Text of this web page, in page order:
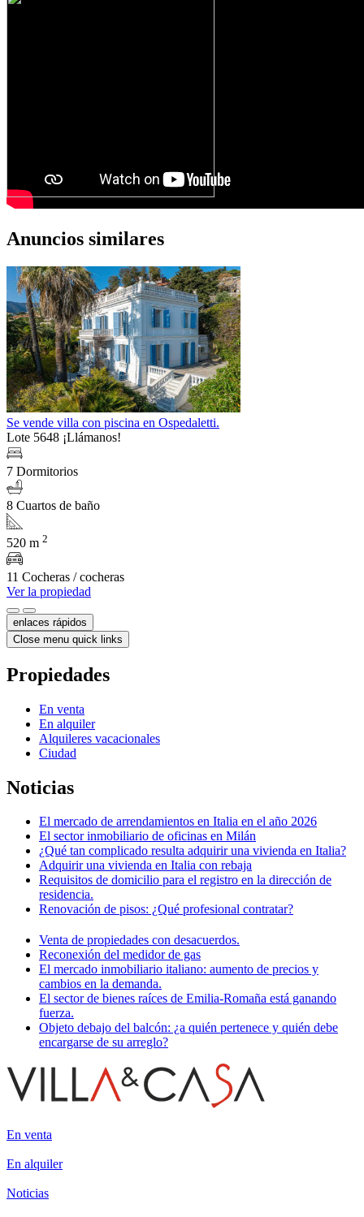
Anuncios similares
Se vende villa con piscina en Ospedaletti.
Lote 5648 ¡Llámanos!
7 Dormitorios
8 Cuartos de baño
520 m 2
11 Cocheras / cocheras
Ver la propiedad
enlaces rápidos
Close menu quick links
Propiedades
En venta
En alquiler
Alquileres vacacionales
Ciudad
Noticias
El mercado de arrendamientos en Italia en el año 2026
El sector inmobiliario de oficinas en Milán
¿Qué tan complicado resulta adquirir una vivienda en Italia?
Adquirir una vivienda en Italia con rebaja
Requisitos de domicilio para el registro en la dirección de
residencia.
Renovación de pisos: ¿Qué profesional contratar?
Venta de propiedades con desacuerdos.
Reconexión del medidor de gas
El mercado inmobiliario italiano: aumento de precios y
cambios en la demanda.
El sector de bienes raíces de Emilia-Romaña está ganando
fuerza.
Objeto debajo del balcón: ¿a quién pertenece y quién debe
encargarse de su arreglo?
En venta
En alquiler
Noticias